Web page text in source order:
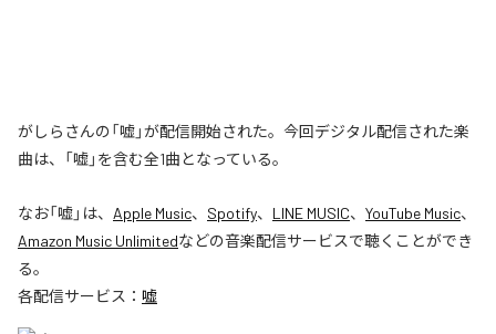
がしらさんの「嘘」が配信開始された。今回デジタル配信された楽
曲は、「嘘」を含む全1曲となっている。
なお「嘘」は、 Apple Music、 Spotify、 LINE MUSIC、 YouTube Music、
Amazon Music Unlimitedなどの音楽配信サービスで聴くことができ
る。
各配信サービス： 嘘